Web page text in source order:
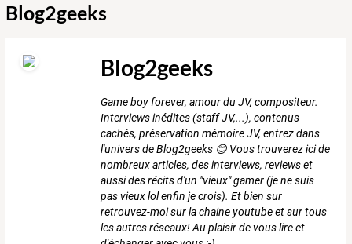
Blog2geeks
Blog2geeks
Game boy forever, amour du JV, compositeur.
Interviews inédites (staff JV,...), contenus
cachés, préservation mémoire JV, entrez dans
l'univers de Blog2geeks 😊 Vous trouverez ici de
nombreux articles, des interviews, reviews et
aussi des récits d'un "vieux" gamer (je ne suis
pas vieux lol enfin je crois). Et bien sur
retrouvez-moi sur la chaine youtube et sur tous
les autres réseaux! Au plaisir de vous lire et